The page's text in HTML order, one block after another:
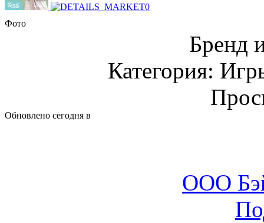
Фото
Бренд
Категория:
Обновлено сегодня в
ООО